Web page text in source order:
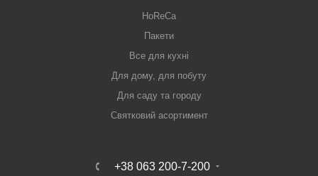
HoReCa
Пакети
Все для кухні
Для дому, для побуту
Для саду та городу
Святковий асортимент
+38 063 200-7-200